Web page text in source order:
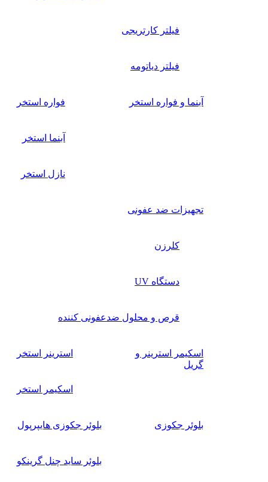
فیلتر کارتریجی
فیلتر دیاتومه
آبنما و فواره استخر فواره استخر
آبنما استخر
نازل استخر
تجهیزات ضد عفونی
کلرزن
دستگاه UV
قرص و محلول ضدعفونی کننده
اسکیمر استرینر و
گریل
استرینر استخر
اسکیمر استخر
بلوئر جکوزی بلوئر جکوزی هایپرپول
بلوئر ساید چنل گرینکو